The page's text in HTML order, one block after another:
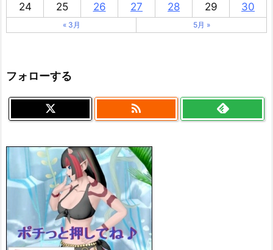
24
25 26 27 28 29 30
« 3月 5月 »
フォローする
